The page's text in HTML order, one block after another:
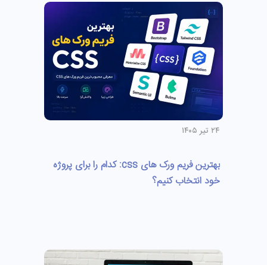
۲۴ تیر ۱۴۰۵
بهترین فریم ورک های css: کدام را برای پروژه
خود انتخاب کنیم؟